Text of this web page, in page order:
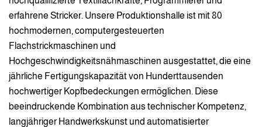
erfahrene Stricker. Unsere Produktionshalle ist mit 80
hochmodernen, computergesteuerten
Flachstrickmaschinen und
Hochgeschwindigkeitsnähmaschinen ausgestattet, die eine
jährliche Fertigungskapazität von Hunderttausenden
hochwertiger Kopfbedeckungen ermöglichen. Diese
beeindruckende Kombination aus technischer Kompetenz,
langjähriger Handwerkskunst und automatisierter